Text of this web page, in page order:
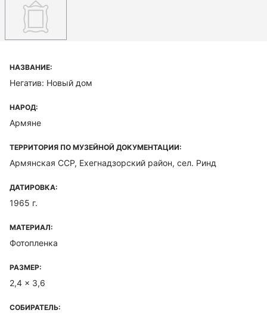
НАЗВАНИЕ:
Негатив: Новый дом
НАРОД:
Армяне
ТЕРРИТОРИЯ ПО МУЗЕЙНОЙ ДОКУМЕНТАЦИИ:
Армянская ССР, Ехегнадзорский район, сел. Ринд
ДАТИРОВКА:
1965 г.
МАТЕРИАЛ:
Фотопленка
РАЗМЕР:
2,4 x 3,6
СОБИРАТЕЛЬ: